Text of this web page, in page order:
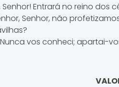
Entrará no reino
Senhor, não
vos conheci; apartai-